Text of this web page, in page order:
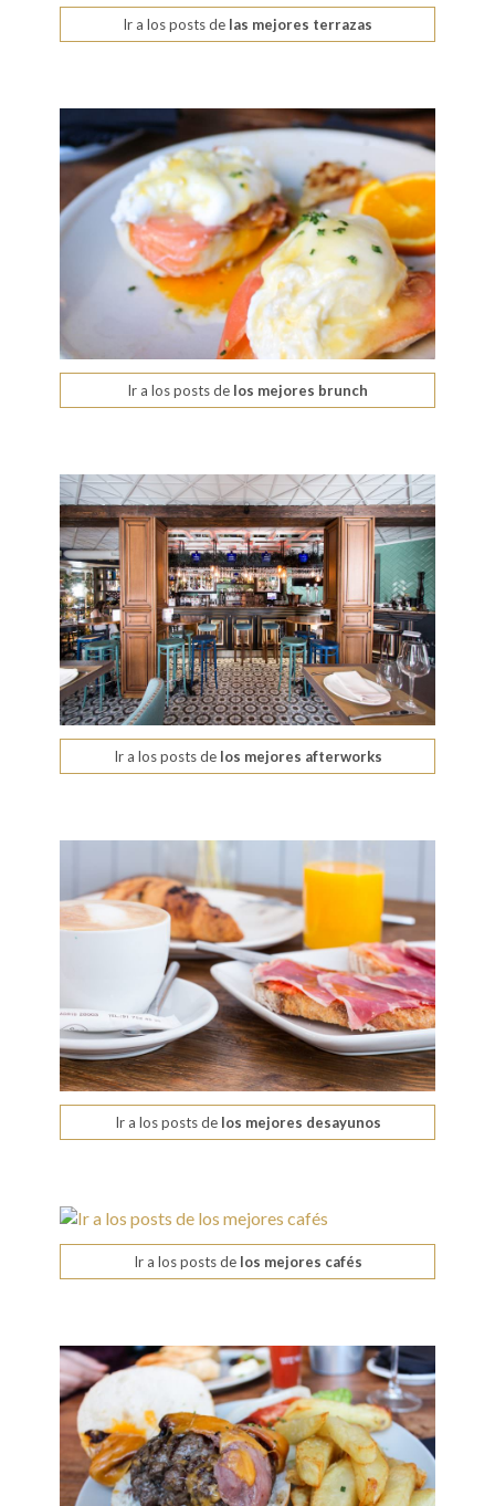
Ir a los posts de las mejores terrazas
Ir a los posts de los mejores brunch
Ir a los posts delos mejores afterworks
Ir a los posts delos mejores desayunos
Ir a los posts delos mejores cafés